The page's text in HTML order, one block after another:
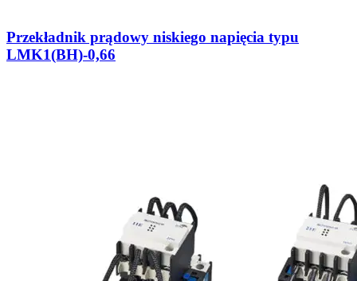
Przekładnik prądowy niskiego napięcia typu
LMK1(BH)-0,66